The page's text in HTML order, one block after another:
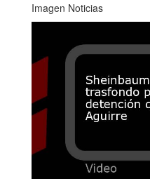
Imagen Noticias